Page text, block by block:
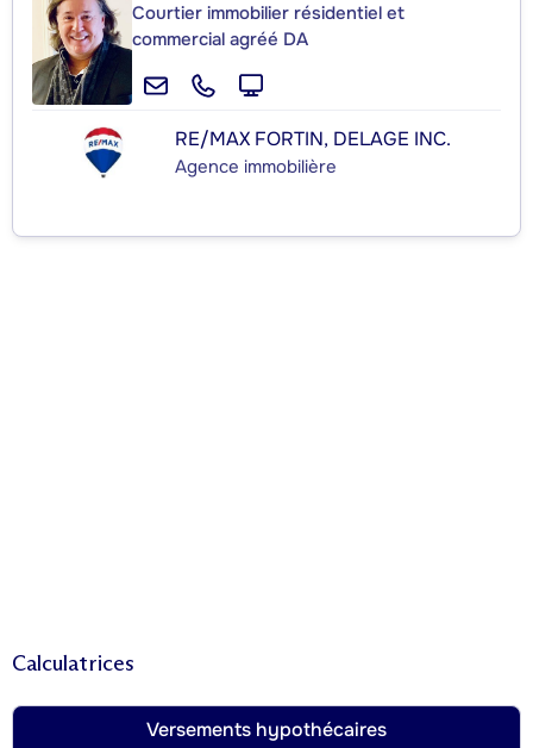
Courtier immobilier résidentiel et
commercial agréé DA
RE/MAX FORTIN, DELAGE INC.
Agence immobilière
Calculatrices
Versements hypothécaires